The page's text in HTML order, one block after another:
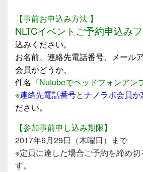
【事前お申込み方法 】
NLTCイベントご予約申込み
込みください。
お名前、連絡先電話番号、メール
会員かどうか、
件名 『Nutubeでヘッドフォンアン
※連絡先電話番号とナノラボ会員か
ださい。
【参加事前申し込み期限】
2017年6月29日（木曜日）まで
※定員に達した場合ご予約を締め切
す。